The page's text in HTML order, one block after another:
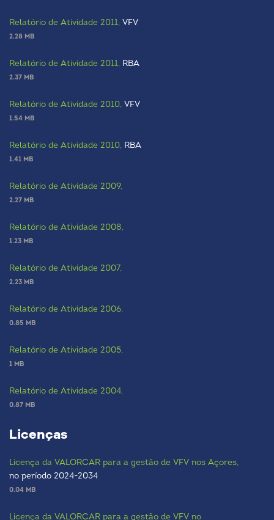
Relatório de Atividade 2011, VFV
2.28 MB
Relatório de Atividade 2011, RBA
2.37 MB
Relatório de Atividade 2010, VFV
1.54 MB
Relatório de Atividade 2010, RBA
1.41 MB
Relatório de Atividade 2009,
2.27 MB
Relatório de Atividade 2008,
1.23 MB
Relatório de Atividade 2007,
2.23 MB
Relatório de Atividade 2006,
0.85 MB
Relatório de Atividade 2005,
1 MB
Relatório de Atividade 2004,
0.87 MB
Licenças
Licença da VALORCAR para a gestão de VFV nos Açores,
no período 2024-2034
0.04 MB
Licença da VALORCAR para a gestão de VFV no